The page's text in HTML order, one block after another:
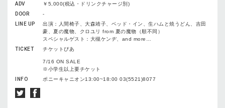
ADV
￥5,000(税込・ドリンクチャージ別)
DOOR
-
LINE UP
出演：人間椅子、大森靖子、ベッド・イン、生ハムと焼うどん、吉田
豪、夏の魔物、クロユリ from 夏の魔物（順不同）
スペシャルゲスト：大槻ケンヂ、and more…
TICKET
チケットぴあ
7/16 ON SALE
※小学生以上要チケット
INFO
ポニーキャニオン13:00~18:00 03(5521)8077